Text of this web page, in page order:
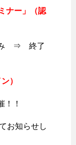
ナー」（認
み ⇒ 終了
）
！
お知らせし